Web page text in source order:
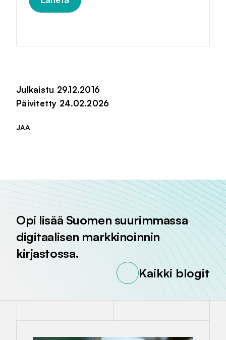
Julkaistu 29.12.2016
Päivitetty 24.02.2026
JAA
Opi lisää Suomen suurimmassa
digitaalisen markkinoinnin
kirjastossa.
Kaikki blogit